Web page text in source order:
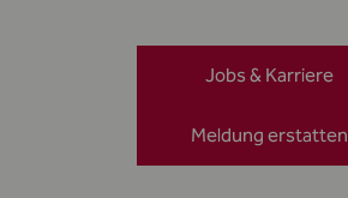
Jobs & Karriere
Meldung erstatten